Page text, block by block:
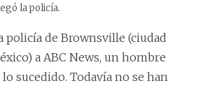
la policía.
policía de Brownsville (ciudad
a ABC News, un hombre
sucedido. Todavía no se han